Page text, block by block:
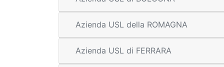
Azienda USL della ROMAGNA
Azienda USL di FERRARA